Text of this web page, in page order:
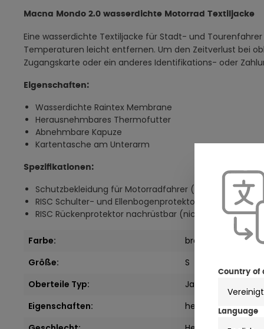
Macna Mondo 2.0 wasserdichte Motorrad Textiljacke
Eine wasserdichte Textiljacke für Stadt- und
Temperaturen leicht entfernen. Um den Zeitverlust bei
Zugangskarte oder ein anderes Identifikations- oder
Eigenschaften:
Wasserdichte Raintex Membrane
Herausnehmbares Thermofutter
Abnehmbare Kapuze
Kartentasche am Unterarm
Spezifikationen:
Schutzbekleidung für Motorradfahrer (EN 17092-4:2020),
RISC Schulter- und Ellenbogenprotektoren, Level 1
RISC Rückenprotektor nachrüstbar (nicht im
Farbe:
braun
Größe:
S
Oberteile Typ:
Jacken
Eigenschaften:
herausnehmbares
Country of
Language